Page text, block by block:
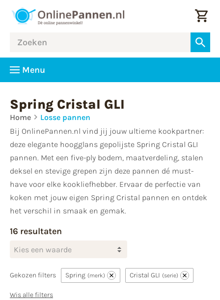
Menu
Spring Cristal GLI
Home
Losse pannen
Bij OnlinePannen.nl vind jij jouw ultieme kookpartner:
deze elegante hoogglans gepolijste Spring Cristal GLI
pannen. Met een five-ply bodem, maatverdeling, stalen
deksel en stevige grepen zijn deze pannen dé must-
have voor elke kookliefhebber. Ervaar de perfectie van
koken met jouw eigen Spring Cristal pannen en ontdek
het verschil in smaak en gemak.
16 resultaten
Kies een waarde
Gekozen filters Spring merk Cristal GLI serie
Wis alle filters